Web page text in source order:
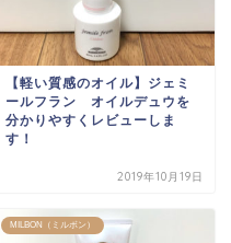
【軽い質感のオイル】ジェミ
ールフラン オイルデュウを
分かりやすくレビューしま
す！
2019年10月19日
MILBON（ミルボン）